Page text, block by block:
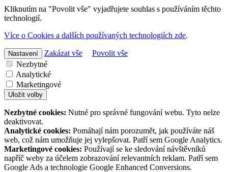
Kliknutím na "Povolit vše" vyjadřujete souhlas s používáním těchto
technologií.
Více o Cookies a dalších používaných technologiích zde.
Nastavení Zakázat vše
Povolit vše
Nezbytné
Analytické
Marketingové
Uložit volby
Nezbytné cookies: Nutné pro správné fungování webu. Tyto nelze
deaktivovat.
Analytické cookies: Pomáhají nám porozumět, jak používáte náš
web, což nám umožňuje jej vylepšovat. Patří sem Google Analytics.
Marketingové cookies: Používají se ke sledování návštěvníků
napříč weby za účelem zobrazování relevantních reklam. Patří sem
Google Ads a technologie Google Enhanced Conversions.